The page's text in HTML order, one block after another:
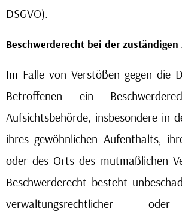
DSGVO).
Beschwerderecht bei der
Im Falle von Verstößen gegen die
Betroffenen ein
Aufsichtsbehörde, insbesondere in
ihres gewöhnlichen Aufenthalts,
oder des Orts des mutmaßlichen
Beschwerderecht besteht
verwaltungsrechtlicher